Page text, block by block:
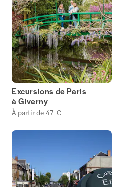
Excursions de Paris
à Giverny
À partir de 47 €